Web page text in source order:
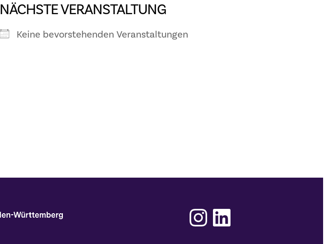
NÄCHSTE VERANSTALTUNG
Keine bevorstehenden Veranstaltungen
Instagram LinkedIn